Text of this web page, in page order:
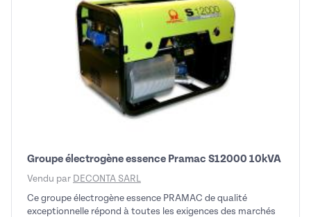
Groupe électrogène essence Pramac S12000 10kVA
Vendu par DECONTA SARL
Ce groupe électrogène essence PRAMAC de qualité
exceptionnelle répond à toutes les exigences des marchés